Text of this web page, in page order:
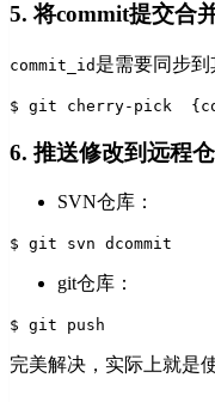
5. 将commit提交合
commit_id 是需要同步到
$ git cherry-pick
6. 推送修改到远程
SVN仓库：
$ git svn dcommit
git仓库：
$ git push
完美解决，实际上就是